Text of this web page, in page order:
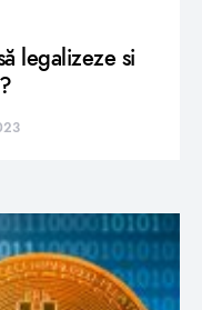
legalizeze si